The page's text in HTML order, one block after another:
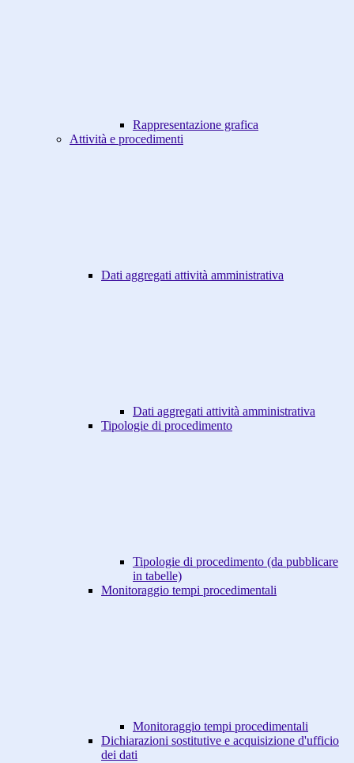
Rappresentazione grafica
Attività e procedimenti
Dati aggregati attività amministrativa
Dati aggregati attività amministrativa
Tipologie di procedimento
Tipologie di procedimento (da pubblicare
in tabelle)
Monitoraggio tempi procedimentali
Monitoraggio tempi procedimentali
Dichiarazioni sostitutive e acquisizione d'ufficio
dei dati